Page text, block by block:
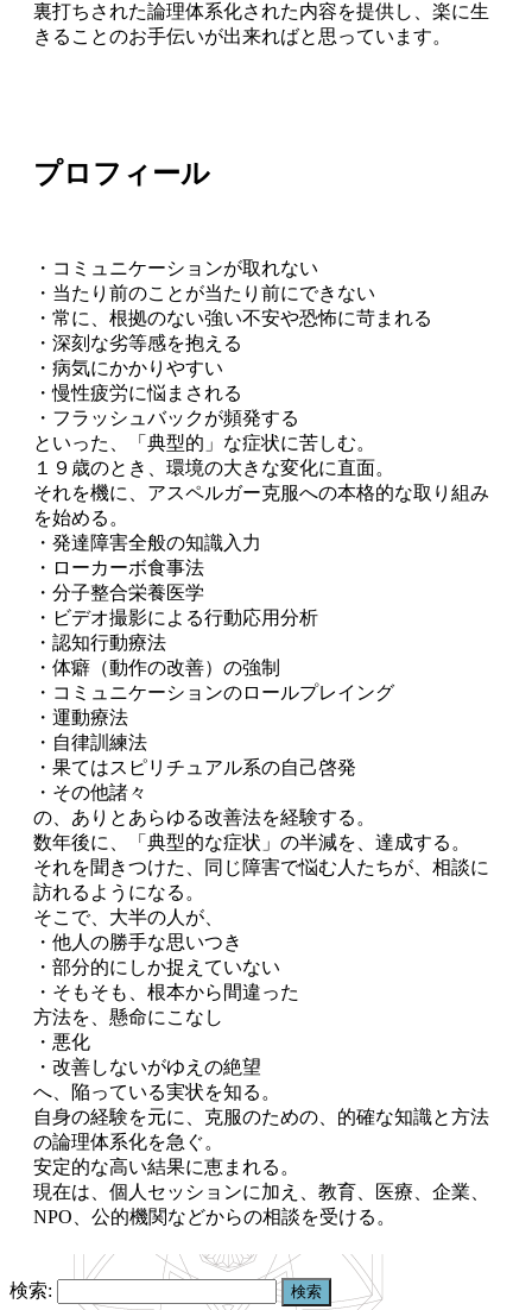
裏打ちされた論理体系化された内容を提供し、楽に生
きることのお手伝いが出来ればと思っています。
プロフィール
・コミュニケーションが取れない
・当たり前のことが当たり前にできない
・常に、根拠のない強い不安や恐怖に苛まれる
・深刻な劣等感を抱える
・病気にかかりやすい
・慢性疲労に悩まされる
・フラッシュバックが頻発する
といった、「典型的」な症状に苦しむ。
１９歳のとき、環境の大きな変化に直面。
それを機に、アスペルガー克服への本格的な取り組み
を始める。
・発達障害全般の知識入力
・ローカーボ食事法
・分子整合栄養医学
・ビデオ撮影による行動応用分析
・認知行動療法
・体癖（動作の改善）の強制
・コミュニケーションのロールプレイング
・運動療法
・自律訓練法
・果てはスピリチュアル系の自己啓発
・その他諸々
の、ありとあらゆる改善法を経験する。
数年後に、「典型的な症状」の半減を、達成する。
それを聞きつけた、同じ障害で悩む人たちが、相談に
訪れるようになる。
そこで、大半の人が、
・他人の勝手な思いつき
・部分的にしか捉えていない
・そもそも、根本から間違った
方法を、懸命にこなし
・悪化
・改善しないがゆえの絶望
へ、陥っている実状を知る。
自身の経験を元に、克服のための、的確な知識と方法
の論理体系化を急ぐ。
安定的な高い結果に恵まれる。
現在は、個人セッションに加え、教育、医療、企業、
NPO、公的機関などからの相談を受ける。
検索: